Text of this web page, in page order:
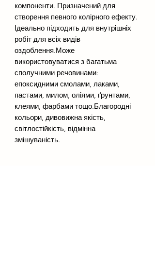
компоненти. Призначений для
створення певного колірного ефекту.
Ідеально підходить для внутрішніх
робіт для всіх видів
оздоблення.Може
використовуватися з багатьма
сполучними речовинами:
епоксидними смолами, лаками,
пастами, милом, оліями, ґрунтами,
клеями, фарбами тощо.Благородні
кольори, дивовижна якість,
світлостійкість, відмінна
змішуваність.